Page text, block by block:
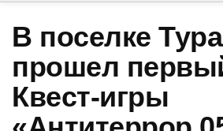
В поселке
прошел
Квест-игры